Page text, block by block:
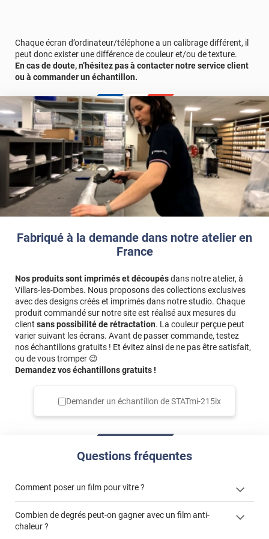
Fabriqué à la demande dans notre atelier en
France
Nos produits sont imprimés et découpésdans notre atelier, à
Villars-les-Dombes. Nous proposons des collections exclusives
avec des designs créés et imprimés dans notre studio. Chaque
produit commandé sur notre site est réalisé aux mesures du
client sans possibilité de rétractation. La couleur perçue peut
varier suivant les écrans. Avant de passer commande, testez
nos échantillons gratuits ! Et évitez ainsi de ne pas être satisfait,
ou de vous tromper 😉
Demandez vos échantillons gratuits !
Demander un échantillon deSTATmi-215ix
Questions fréquentes
Comment poser un film pour vitre ?
Combien de degrés peut-on gagner avec un film anti-
chaleur ?
Chaque écran d’ordinateur/téléphone a un calibrage différent, il
peut donc exister une différence de couleur et/ou de texture.
En cas de doute, n’hésitez pas à contacter notre service client
ou à commander un échantillon.